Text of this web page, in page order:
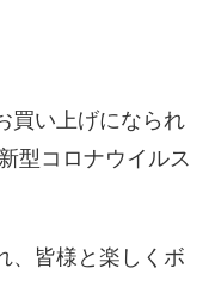
買い上げになられ
型コロナウイルス
、皆様と楽しくボ